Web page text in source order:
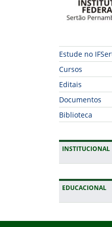
Estude no
Cursos
Editais
Documentos
Biblioteca
INSTITUCIONAL
EDUCACIONAL